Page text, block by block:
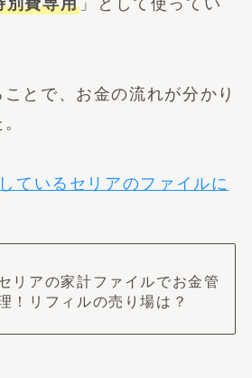
とで、お金の流れが分かり
ているセリアのファイルに
リアの家計ファイルでお金管
！リフィルの売り場は？